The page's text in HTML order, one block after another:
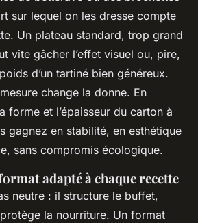
sur lequel on les dresse compte
Un plateau standard, trop grand
vite gâcher l’effet visuel ou, pire,
d’un tartiné bien généreux.
change la donne. En
forme et l’épaisseur du carton à
gagnez en stabilité, en esthétique
sans compromis écologique.
adapté à chaque recette
neutre : il structure le buffet,
la nourriture. Un format